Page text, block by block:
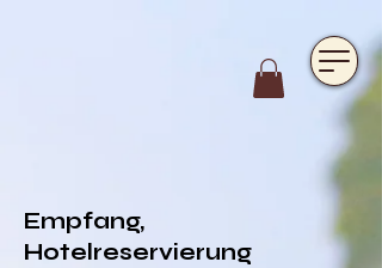
Empfang,
Hotelreservierung